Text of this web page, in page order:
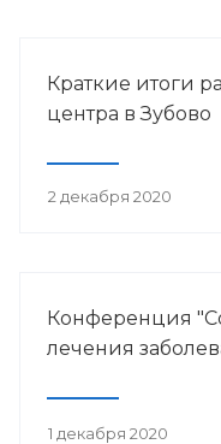
Краткие итоги
центра в Зубово
2 декабря 2020
Конференция
лечения
1 декабря 2020